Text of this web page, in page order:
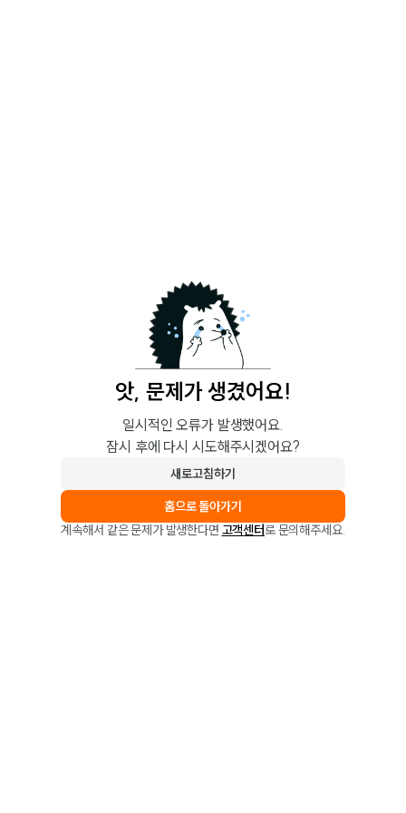
앗, 문제가 생겼어요!
일시적인 오류가 발생했어요.
잠시 후에 다시 시도해주시겠어요?
새로고침하기
홈으로 돌아가기
계속해서 같은 문제가 발생한다면 고객센터로 문의해주세요.